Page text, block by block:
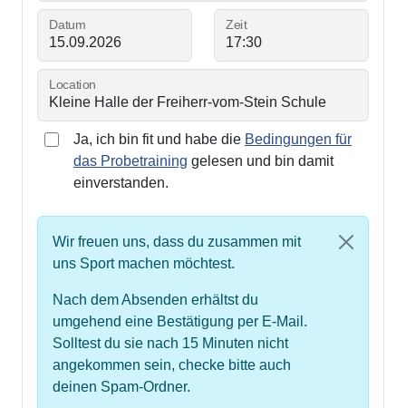
Datum Zeit
Location
Ja, ich bin fit und habe die Bedingungen für
das Probetraining gelesen und bin damit
einverstanden.
Wir freuen uns, dass du zusammen mit
uns Sport machen möchtest.
Nach dem Absenden erhältst du
umgehend eine Bestätigung per E-Mail.
Solltest du sie nach 15 Minuten nicht
angekommen sein, checke bitte auch
deinen Spam-Ordner.